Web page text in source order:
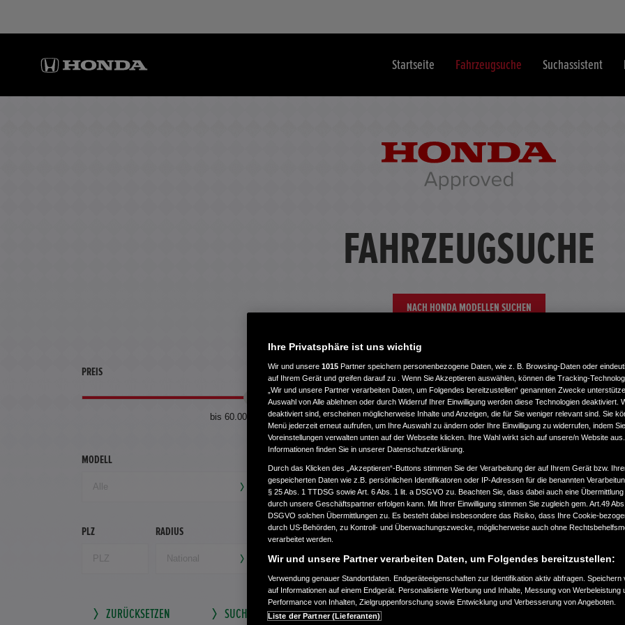
Startseite Fahrzeugsuche Suchassistent
FAHRZEUGSUCHE
NACH HONDA MODELLEN SUCHEN
PREIS
bis 60.000 €
ERSTZULASSUNG
ab 2000
bis
360.000
km
LEISTUNG
MODELL
PLZ RADIUS EURONORM
ZURÜCKSETZEN SUCHE SPEICHERN SUCHAUFTRAG ERSTELLEN
Ihre Privatsphäre ist uns wichtig
Wir und unsere 1015 Partner speichern personenbezogene Daten, wie z. B. Browsing-Daten oder
auf Ihrem Gerät und greifen darauf zu . Wenn Sie Akzeptieren auswählen, können die Tracking-
„Wir und unsere Partner verarbeiten Daten, um Folgendes bereitzustellen“ genannten Zwecke
Auswahl von Alle ablehnen oder durch Widerruf Ihrer Einwilligung werden diese Technologien deaktiviert.
deaktiviert sind, erscheinen möglicherweise Inhalte und Anzeigen, die für Sie weniger relevant sind. Sie
Menü jederzeit erneut aufrufen, um Ihre Auswahl zu ändern oder Ihre Einwilligung zu widerrufen, indem
Voreinstellungen verwalten unten auf der Webseite klicken. Ihre Wahl wirkt sich auf unsere/n Website
Informationen finden Sie in unserer Datenschutzerklärung.
Durch das Klicken des „Akzeptieren“-Buttons stimmen Sie der Verarbeitung der auf Ihrem Gerät bzw.
gespeicherten Daten wie z.B. persönlichen Identifikatoren oder IP-Adressen für die benannten
§ 25 Abs. 1 TTDSG sowie Art. 6 Abs. 1 lit. a DSGVO zu. Beachten Sie, dass dabei auch eine Übermittlung
durch unsere Geschäftspartner erfolgen kann. Mit Ihrer Einwilligung stimmen Sie zugleich gem. Art.49
DSGVO solchen Übermittlungen zu. Es besteht dabei insbesondere das Risiko, dass Ihre Cookie-
durch US-Behörden, zu Kontroll- und Überwachungszwecke, möglicherweise auch ohne
verarbeitet werden.
Wir und unsere Partner verarbeiten Daten, um Folgendes bereitzustellen:
Verwendung genauer Standortdaten. Endgeräteeigenschaften zur Identifikation aktiv abfragen. Speichern
auf Informationen auf einem Endgerät. Personalisierte Werbung und Inhalte, Messung von Werbeleistung
Performance von Inhalten, Zielgruppenforschung sowie Entwicklung und Verbesserung von Angeboten.
Liste der Partner (Lieferanten)